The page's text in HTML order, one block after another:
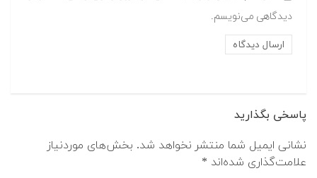
دیدگاهی می‌نویسم.
پاسخی بگذارید
نشانی ایمیل شما منتشر نخواهد شد. بخش‌های موردنیاز
علامت‌گذاری شده‌اند *